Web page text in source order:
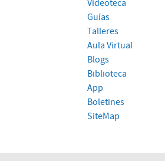
Videoteca
Guías
Talleres
Aula Virtual
Blogs
Biblioteca
App
Boletines
SiteMap